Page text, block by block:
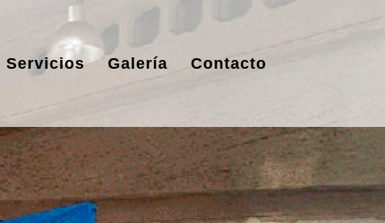
Servicios Galería Contacto